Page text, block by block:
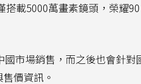
載5000萬畫素鏡頭，榮耀
市場銷售，而之後也會針對
價資訊。